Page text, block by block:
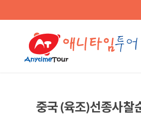
중국 (육조)선종사찰